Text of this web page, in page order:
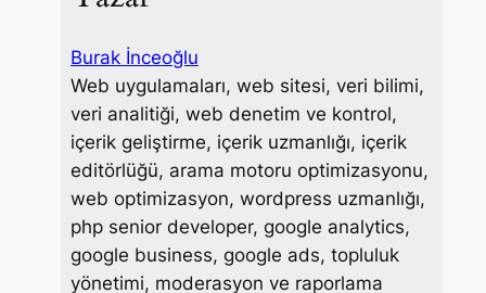
o
k
r
n
s
t
Burak İnceoğlu
Web uygulamaları, web sitesi, veri bilimi,
veri analitiği, web denetim ve kontrol,
içerik geliştirme, içerik uzmanlığı, içerik
editörlüğü, arama motoru optimizasyonu,
web optimizasyon, wordpress uzmanlığı,
php senior developer, google analytics,
google business, google ads, topluluk
yönetimi, moderasyon ve raporlama